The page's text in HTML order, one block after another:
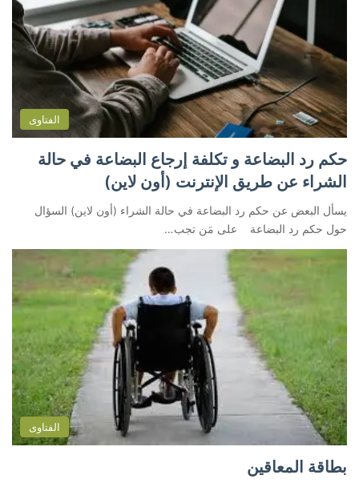
الفتاوى
حكم رد البضاعة و تكلفة إرجاع البضاعة في حالة
الشراء عن طريق الإنترنت (أون لاين)
يسأل البعض عن حكم رد البضاعة في حالة الشراء (أون لاين) السؤال
حول حكم رد البضاعة على مَن تجب…
الفتاوى
بطاقة المعاقين